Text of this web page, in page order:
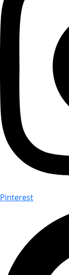
Pinterest